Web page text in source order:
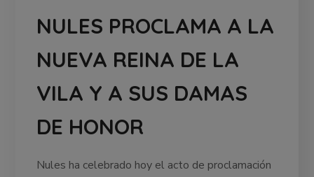
NULES PROCLAMA A LA
NUEVA REINA DE LA
VILA Y A SUS DAMAS
DE HONOR
Nules ha celebrado hoy el acto de proclamación